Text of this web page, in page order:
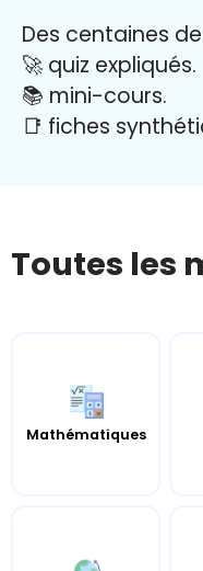
Des centaines
🚀 quiz expliqués.
📚 mini-cours.
📑 fiches
Toutes les
Mathématiques